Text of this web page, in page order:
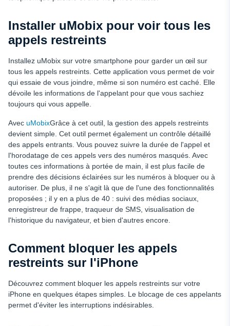
Installer uMobix pour voir tous les
appels restreints
Installez uMobix sur votre smartphone pour garder un œil sur
tous les appels restreints. Cette application vous permet de voir
qui essaie de vous joindre, même si son numéro est caché. Elle
dévoile les informations de l'appelant pour que vous sachiez
toujours qui vous appelle.
Avec uMobixGrâce à cet outil, la gestion des appels restreints
devient simple. Cet outil permet également un contrôle détaillé
des appels entrants. Vous pouvez suivre la durée de l'appel et
l'horodatage de ces appels vers des numéros masqués. Avec
toutes ces informations à portée de main, il est plus facile de
prendre des décisions éclairées sur les numéros à bloquer ou à
autoriser. De plus, il ne s'agit là que de l'une des fonctionnalités
proposées ; il y en a plus de 40 : suivi des médias sociaux,
enregistreur de frappe, traqueur de SMS, visualisation de
l'historique du navigateur, et bien d'autres encore.
Comment bloquer les appels
restreints sur l'iPhone
Découvrez comment bloquer les appels restreints sur votre
iPhone en quelques étapes simples. Le blocage de ces appelants
permet d'éviter les interruptions indésirables.